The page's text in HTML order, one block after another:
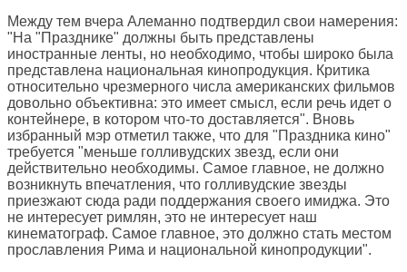
Между тем вчера Алеманно подтвердил свои намерения:
"На "Празднике" должны быть представлены
иностранные ленты, но необходимо, чтобы широко была
представлена национальная кинопродукция. Критика
относительно чрезмерного числа американских фильмов
довольно объективна: это имеет смысл, если речь идет о
контейнере, в котором что-то доставляется". Вновь
избранный мэр отметил также, что для "Праздника кино"
требуется "меньше голливудских звезд, если они
действительно необходимы. Самое главное, не должно
возникнуть впечатления, что голливудские звезды
приезжают сюда ради поддержания своего имиджа. Это
не интересует римлян, это не интересует наш
кинематограф. Самое главное, это должно стать местом
прославления Рима и национальной кинопродукции".